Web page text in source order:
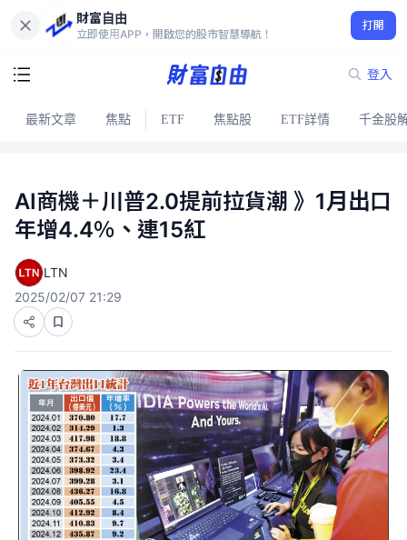
財富自由
立即使用APP，開啟您的股市智慧導航！
打開
登入
最新文章 焦點 ETF 焦點股 ETF詳情 千金股
AI商機＋川普2.0提前拉貨潮 》1月出口
年增4.4％、連15紅
LTN
2025/02/07 21:29